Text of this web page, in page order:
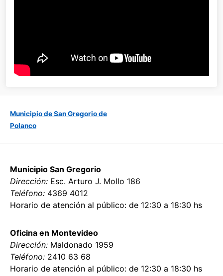
Municipio de San Gregorio de
Polanco
Municipio San Gregorio
Dirección: Esc. Arturo J. Mollo 186
Teléfono: 4369 4012
Horario de atención al público: de 12:30 a 18:30 hs
Oficina en Montevideo
Dirección: Maldonado 1959
Teléfono: 2410 63 68
Horario de atención al público: de 12:30 a 18:30 hs